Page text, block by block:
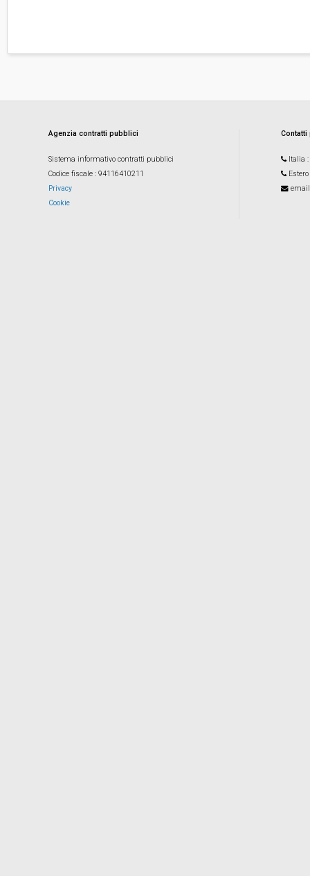
Agenzia contratti pubblici
Sistema informativo contratti pubblici
Codice fiscale : 94116410211
Privacy
Cookie
Italia
Estero
email